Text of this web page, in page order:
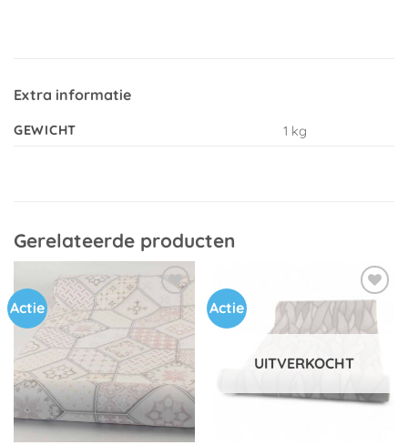
Extra informatie
GEWICHT 1 kg
Gerelateerde producten
Actie
Toevoegen
aan
verlanglijst
Actie
Toevoegen
aan
verlanglijst
UITVERKOCHT